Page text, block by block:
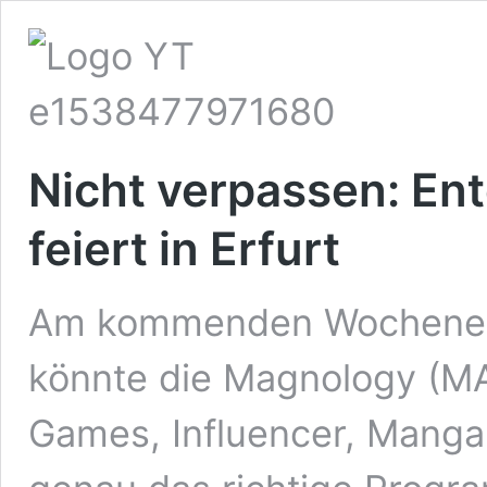
Nicht verpassen:
feiert in Erfurt
Am kommenden
könnte die Magnology
Games, Influencer,